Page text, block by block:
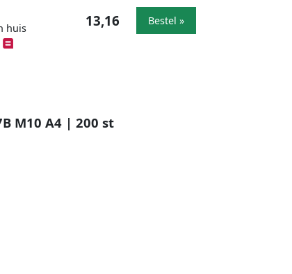
huis
13,16 Bestel »
M10 A4 | 200 st